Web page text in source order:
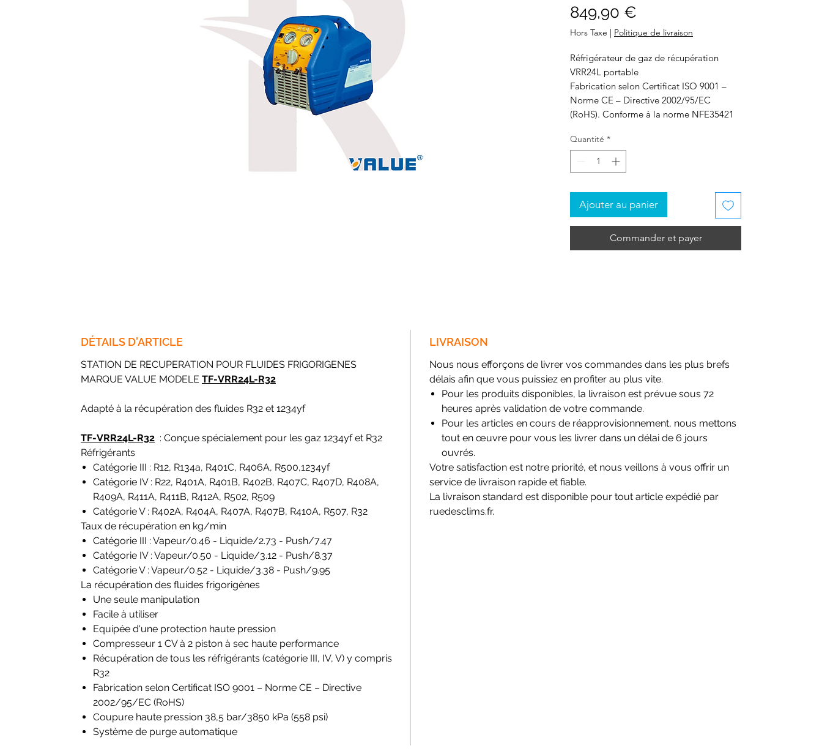
849,90 €
Hors Taxe | Politique de livraison
Réfrigérateur de gaz de récupération
VRR24L portable
Fabrication selon Certificat ISO 9001 –
Norme CE – Directive 2002/95/EC
(RoHS). Conforme à la norme NFE35421
Quantité *
Ajouter au panier
Commander et payer
DÉTAILS D'ARTICLE
STATION DE RECUPERATION POUR FLUIDES FRIGORIGENES
MARQUE VALUE MODELE TF-VRR24L-R32
Adapté à la récupération des fluides R32 et 1234yf
TF-VRR24L-R32 : Conçue spécialement pour les gaz 1234yf et R32
Réfrigérants
Catégorie III : R12, R134a, R401C, R406A, R500,1234yf
Catégorie IV : R22, R401A, R401B, R402B, R407C, R407D, R408A,
R409A, R411A, R411B, R412A, R502, R509
Catégorie V : R402A, R404A, R407A, R407B, R410A, R507, R32
Taux de récupération en kg/min
Catégorie III : Vapeur/0.46 - Liquide/2.73 - Push/7.47
Catégorie IV : Vapeur/0.50 - Liquide/3.12 - Push/8.37
Catégorie V : Vapeur/0.52 - Liquide/3.38 - Push/9.95
La récupération des fluides frigorigènes
Une seule manipulation
Facile à utiliser
Equipée d'une protection haute pression
Compresseur 1 CV à 2 piston à sec haute performance
Récupération de tous les réfrigérants (catégorie III, IV, V) y compris
R32
Fabrication selon Certificat ISO 9001 – Norme CE – Directive
2002/95/EC (RoHS)
Coupure haute pression 38,5 bar/3850 kPa (558 psi)
Système de purge automatique
LIVRAISON
Nous nous efforçons de livrer vos commandes dans les plus brefs
délais afin que vous puissiez en profiter au plus vite.
Pour les produits disponibles, la livraison est prévue sous 72
heures après validation de votre commande.
Pour les articles en cours de réapprovisionnement, nous mettons
tout en œuvre pour vous les livrer dans un délai de 6 jours
ouvrés.
Votre satisfaction est notre priorité, et nous veillons à vous offrir un
service de livraison rapide et fiable.
La livraison standard est disponible pour tout article expédié par
ruedesclims.fr.